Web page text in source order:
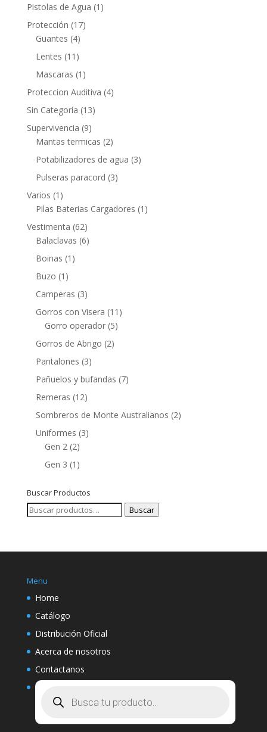
Pistolas de Agua (1)
Protección (17)
Guantes (4)
Lentes (11)
Mascaras (1)
Proteccion Auditiva (4)
Sin Categoría (13)
Supervivencia (9)
Mantas termicas (2)
Potabilizadores de agua (3)
Pulseras paracord (3)
Varios (1)
Pilas Baterias Cargadores (1)
Vestimenta (62)
Balaclavas (6)
Boinas (1)
Buzo (1)
Camperas (3)
Gorros con Visera (11)
Gorro operador (5)
Gorros de Abrigo (2)
Pantalones (3)
Pañuelos y bufandas (7)
Remeras (12)
Sombreros de Monte Australianos (2)
Uniformes (3)
Gen 2 (2)
Gen 3 (1)
Buscar Productos
Buscar
Buscar
Menu
Home
Catálogo
Distribución Oficial
Acerca de nosotros
Contactanos